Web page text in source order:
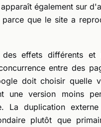
également sur
que le site a
effets différents et
entre des
doit choisir quelle
une version moins
La duplication
plutôt que